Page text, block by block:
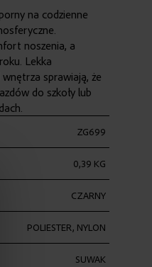
na codzienne
noszenia, a
Lekka
sprawiają, że
do szkoły lub
ZG699
0,39 KG
CZARNY
POLIESTER, NYLON
SUWAK